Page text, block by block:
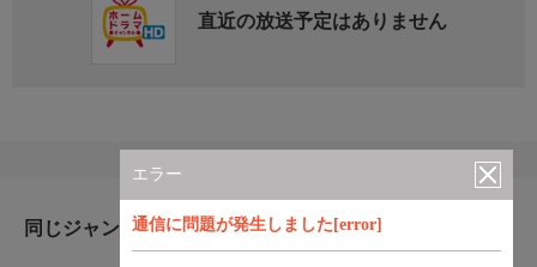
エラー
通信に問題が発生しました[error]
直近の放送予定はありません
同じジャンルのおすすめ番組